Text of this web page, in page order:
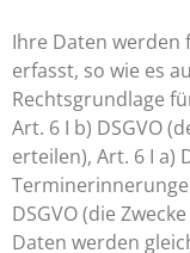
Ihre Daten werden
erfasst, so wie es
Rechtsgrundlage
Art. 6 I b) DSGVO
erteilen), Art. 6 I a)
DSGVO (die
Daten werden